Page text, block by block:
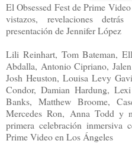
El Obsessed Fest de Prime
vistazos, revelaciones
presentación de Jennifer López
Lili Reinhart, Tom Bateman,
Abdalla, Antonio Cipriano,
Josh Heuston, Louisa Levy
Condor, Damian Hardung,
Banks, Matthew Broome,
Mercedes Ron, Anna Todd y
primera celebración inmersiva
Prime Video en Los Ángeles